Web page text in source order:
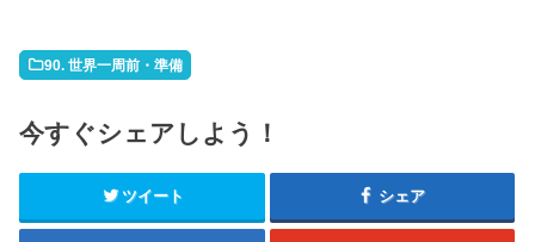
90. 世界一周前・準備
今すぐシェアしよう！
ツイート シェア